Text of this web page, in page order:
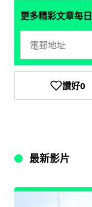
更多精彩文章每
讚好0
最新影片